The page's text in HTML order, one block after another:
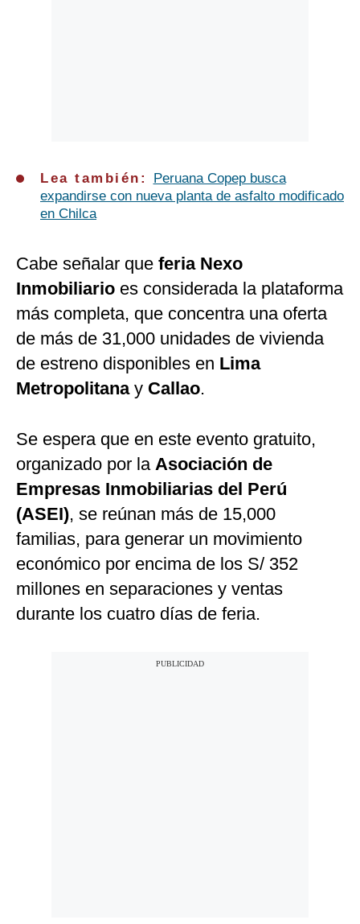
Lea también:
Peruana Copep busca
expandirse con nueva planta de asfalto modificado
en Chilca
Cabe señalar que feria Nexo
Inmobiliario es considerada la plataforma
más completa, que concentra una oferta
de más de 31,000 unidades de vivienda
de estreno disponibles en Lima
Metropolitanay Callao.
Se espera que en este evento gratuito,
organizado por la Asociación de
Empresas Inmobiliarias del Perú
(ASEI), se reúnan más de 15,000
familias, para generar un movimiento
económico por encima de los S/ 352
millones en separaciones y ventas
durante los cuatro días de feria.